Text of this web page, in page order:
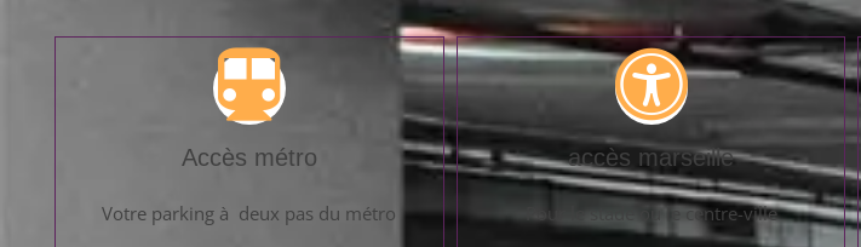
Accès métro
Votre parking à deux pas du métro
accès marseille
Pour le stade ou le centre-ville